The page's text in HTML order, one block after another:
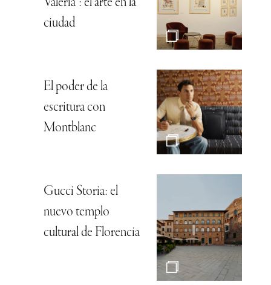
ciudad
El poder de la
escritura con
Montblanc
Gucci Storia: el
nuevo templo
cultural de Florencia